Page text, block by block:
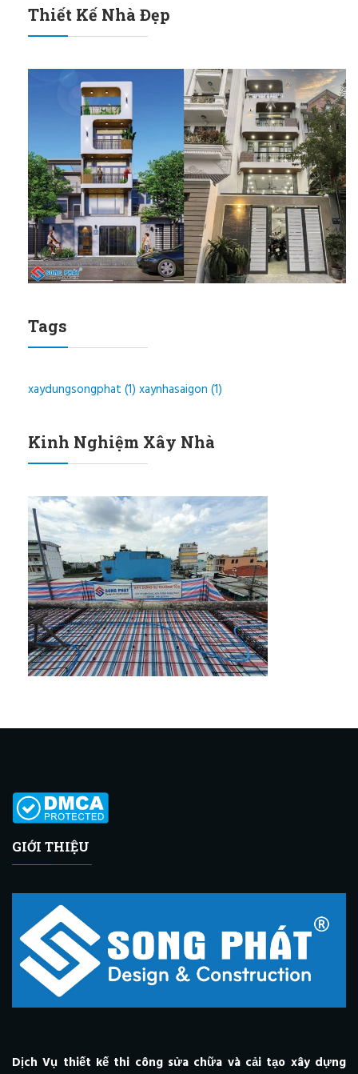
Thiết Kế Nhà Đẹp
Tags
xaydungsongphat (1) xaynhasaigon (1)
Kinh Nghiệm Xây Nhà
GIỚI THIỆU
Dịch Vụ thiết kế thi công sửa chữa và cải tạo xây dựng